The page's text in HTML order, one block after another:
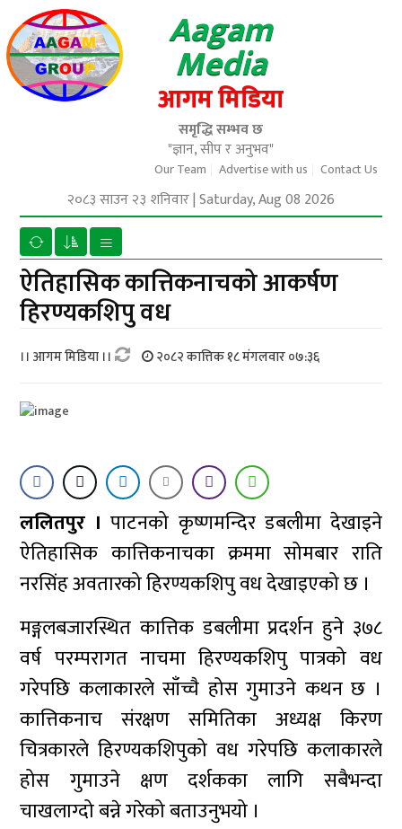
Aagam
Media
आगम मिडिया
समृद्धि सम्भव छ
"ज्ञान, सीप र अनुभव"
Our Team Advertise with us Contact Us
२०८३ साउन २३ शनिवार|Saturday, Aug 08 2026
ऐतिहासिक कात्तिकनाचको आकर्षण
हिरण्यकशिपु वध
।। आगम मिडिया ।। २०८२ कात्तिक १८ मंगलवार ०७:३६
ललितपुर ।पाटनको कृष्णमन्दिर डबलीमा देखाइने
ऐतिहासिक कात्तिकनाचका क्रममा सोमबार राति
नरसिंह अवतारको हिरण्यकशिपु वध देखाइएको छ ।
मङ्गलबजारस्थित कात्तिक डबलीमा प्रदर्शन हुने ३७८
वर्ष परम्परागत नाचमा हिरण्यकशिपु पात्रको वध
गरेपछि कलाकारले साँच्चै होस गुमाउने कथन छ ।
कात्तिकनाच संरक्षण समितिका अध्यक्ष किरण
चित्रकारले हिरण्यकशिपुको वध गरेपछि कलाकारले
होस गुमाउने क्षण दर्शकका लागि सबैभन्दा
चाखलाग्दो बन्ने गरेको बताउनुभयो ।